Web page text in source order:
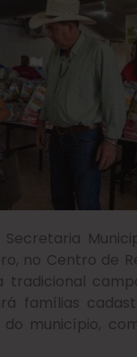
no Centro de
tradicional
famílias
município,